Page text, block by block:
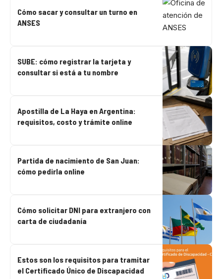
Cómo sacar y consultar un turno en
ANSES
SUBE: cómo registrar la tarjeta y
consultar si está a tu nombre
Apostilla de La Haya en Argentina:
requisitos, costo y trámite online
Partida de nacimiento de San Juan:
cómo pedirla online
Cómo solicitar DNI para extranjero con
carta de ciudadanía
Estos son los requisitos para tramitar
el Certificado Único de Discapacidad